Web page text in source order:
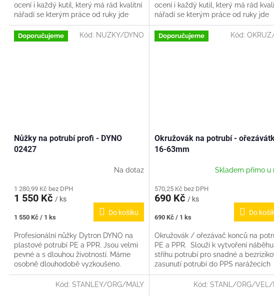
ocení i každý kutil, který má rád kvalitní
nářadí se kterým práce od ruky jde
sama. Žádné žvýkání,...
ocení i každý kutil, který má rád
nářadí se kterým práce od ruky jde
sama. Žádné žvýkání,...
Doporučujeme
Nůžky na potrubí profi - DYNO
02427
Na dotaz
1 280,99 Kč bez DPH
1 550 Kč / ks
Měrná
1 550 Kč / 1 ks
Do košíku
Profesionální nůžky Dytron DYNO na
plastové potrubí PE a PPR. Jsou velmi
pevné a s dlouhou životností. Máme
osobně dlouhodobě vyzkoušeno.
Maximální průměr potrubí 42mm.
Kód: NUZKY/DYNO Doporučujeme
Okružovák na potrubí -
16-63mm
Skladem přímo u
570,25 Kč bez DPH
690 Kč / ks
Měrná
690 Kč / 1 ks
Do
Okružovák / ořezávač konců na
PE a PPR. Slouží k vytvoření
střihu potrubí pro snadné a
zasunutí potrubí do PPS narážecích
spojů. Průměr potrubí...
Kód:
Kód: STANLEY/ORG/MALY Kód: STANL/ORG/VEL/